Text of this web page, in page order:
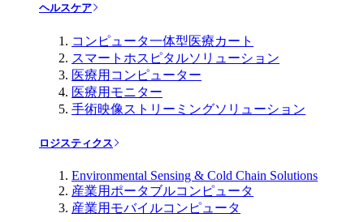
ヘルスケア
コンピュータ一体型医療カート
スマートホスピタルソリューション
医療用コンピューター
医療用モニター
手術映像ストリーミングソリューション
ロジスティクス
Environmental Sensing & Cold Chain Solutions
産業用ポータブルコンピュータ
産業用モバイルコンピュータ